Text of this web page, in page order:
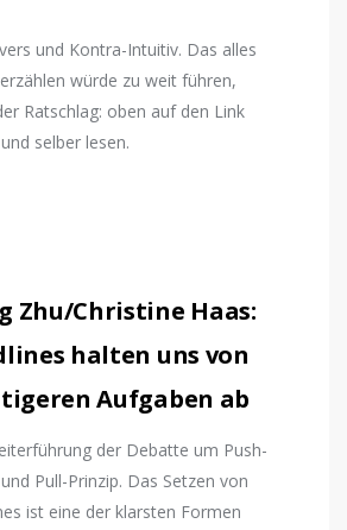
und Kontra-Intuitiv. Das alles
würde zu weit führen,
Ratschlag: oben auf den Link
selber lesen.
Zhu/Christine Haas:
halten uns von
Aufgaben ab
der Debatte um Push-
Pull-Prinzip. Das Setzen von
ist eine der klarsten Formen